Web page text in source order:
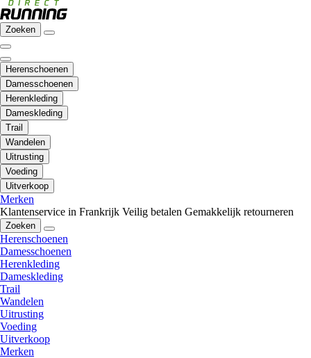
Zoeken
Herenschoenen
Damesschoenen
Herenkleding
Dameskleding
Trail
Wandelen
Uitrusting
Voeding
Uitverkoop
Merken
Klantenservice in Frankrijk Veilig betalen Gemakkelijk retourneren
Zoeken
Herenschoenen
Damesschoenen
Herenkleding
Dameskleding
Trail
Wandelen
Uitrusting
Voeding
Uitverkoop
Merken